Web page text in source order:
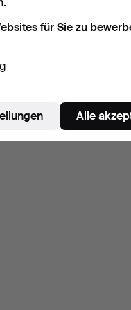
für Sie zu
Alle